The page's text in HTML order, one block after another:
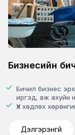
Бизнесийн
Бичил бизнес
иргэд, аж ахуйн
Үл хөдлөх
Дэлгэрэнгүй